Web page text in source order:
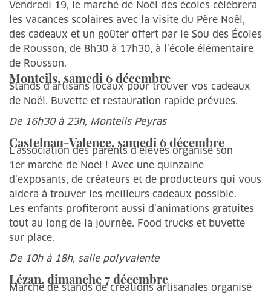
Vendredi 19, le marché de Noël des écoles célébrera
les vacances scolaires avec la visite du Père Noël,
des cadeaux et un goûter offert par le Sou des Écoles
de Rousson, de 8h30 à 17h30, à l’école élémentaire
de Rousson.
Monteils, samedi 6 décembre
Stands d’artisans locaux pour trouver vos cadeaux
de Noël. Buvette et restauration rapide prévues.
De 16h30 à 23h, Monteils Peyras
Castelnau-Valence, samedi 6 décembre
L’association des parents d’élèves organise son
1er marché de Noël ! Avec une quinzaine
d’exposants, de créateurs et de producteurs qui vous
aidera à trouver les meilleurs cadeaux possible.
Les enfants profiteront aussi d’animations gratuites
tout au long de la journée. Food trucks et buvette
sur place.
De 10h à 18h, salle polyvalente
Lézan, dimanche 7 décembre
Marché de stands de créations artisanales organisé